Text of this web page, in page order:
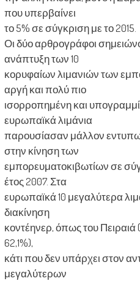
που υπερβαίνει
το 5% σε σύγκριση με το 2015.
Οι δύο αρθρογράφοι
ανάπτυξη των 10
κορυφαίων λιμανιών των
αργή και πολύ πιο
ισορροπημένη και
ευρωπαϊκά λιμάνια
παρουσίασαν μάλλον
στην κίνηση των
εμπορευματοκιβωτίων σε
έτος 2007. Στα
ευρωπαϊκά 10 μεγαλύτερα
διακίνηση
κοντέηνερ, όπως του Πειραιά
62,1%),
κάτι που δεν υπάρχει στον
μεγαλύτερων